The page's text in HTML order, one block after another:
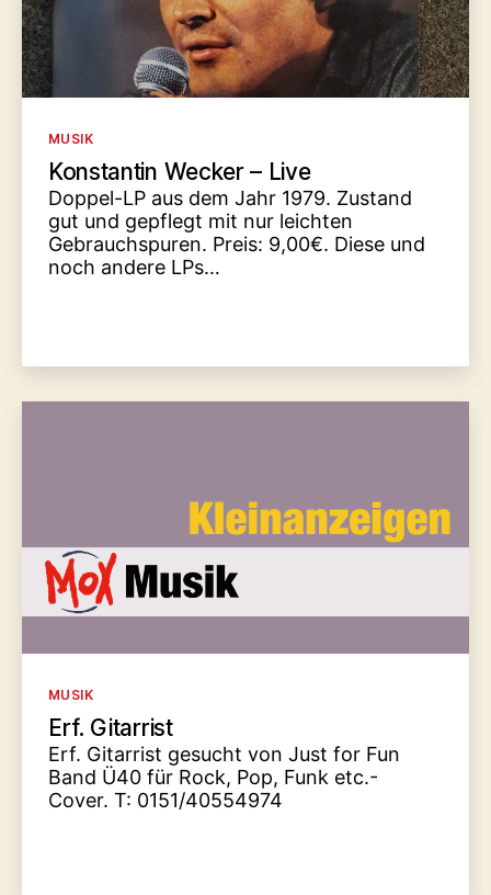
Kategorien
MUSIK
Konstantin Wecker – Live
Doppel-LP aus dem Jahr 1979. Zustand
gut und gepflegt mit nur leichten
Gebrauchspuren. Preis: 9,00€. Diese und
noch andere LPs…
Kategorien
MUSIK
Erf. Gitarrist
Erf. Gitarrist gesucht von Just for Fun
Band Ü40 für Rock, Pop, Funk etc.-
Cover. T: 0151/40554974